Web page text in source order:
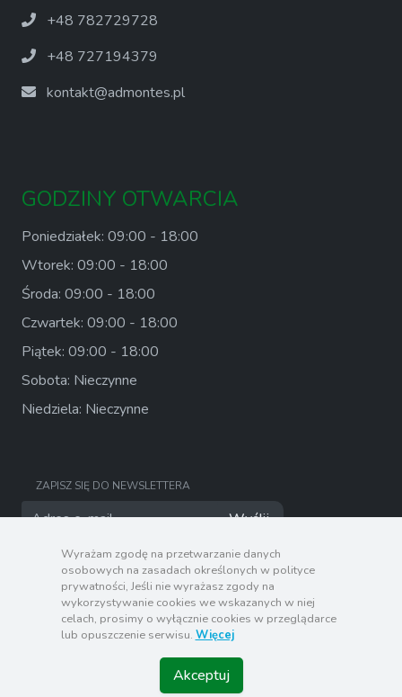
Wyrażam zgodę na przetwarzanie danych
osobowych na zasadach określonych w polityce
prywatności, Jeśli nie wyrażasz zgody na
wykorzystywanie cookies we wskazanych w niej
celach, prosimy o wyłącznie cookies w przeglądarce
lub opuszczenie serwisu. Więcej
Akceptuj
ZAPISZ SIĘ DO NEWSLETTERA
Wyślij
+48 782729728
+48 727194379
kontakt@admontes.pl
GODZINY OTWARCIA
Poniedziałek: 09:00 - 18:00
Wtorek: 09:00 - 18:00
Środa: 09:00 - 18:00
Czwartek: 09:00 - 18:00
Piątek: 09:00 - 18:00
Sobota: Nieczynne
Niedziela: Nieczynne